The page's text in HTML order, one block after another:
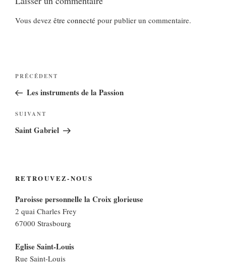
Vous devez être connecté pour publier un commentaire.
Navigation
l’article
Article
précédent
PRÉCÉDENT
Les instruments de la Passion
Article
suivant
SUIVANT
Saint Gabriel
RETROUVEZ-NOUS
Paroisse personnelle la Croix glorieuse
2 quai Charles Frey
67000 Strasbourg
Eglise Saint-Louis
Rue Saint-Louis